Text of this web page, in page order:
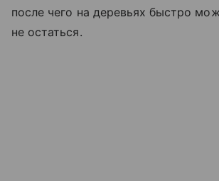
после чего на деревьях быстро
не остаться.